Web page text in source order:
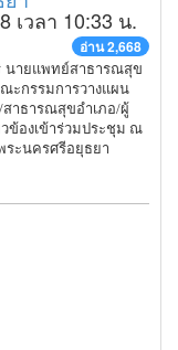
เวลา 10:33 น.
อ่าน 2,668
นายแพทย์สาธารณสุข
ณะกรรมการวางแผน
าธารณสุขอำเภอ/ผู้
ข้องเข้าร่วมประชุม ณ
ะนครศรีอยุธยา